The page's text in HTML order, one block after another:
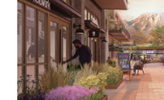
Projects
People
Voices